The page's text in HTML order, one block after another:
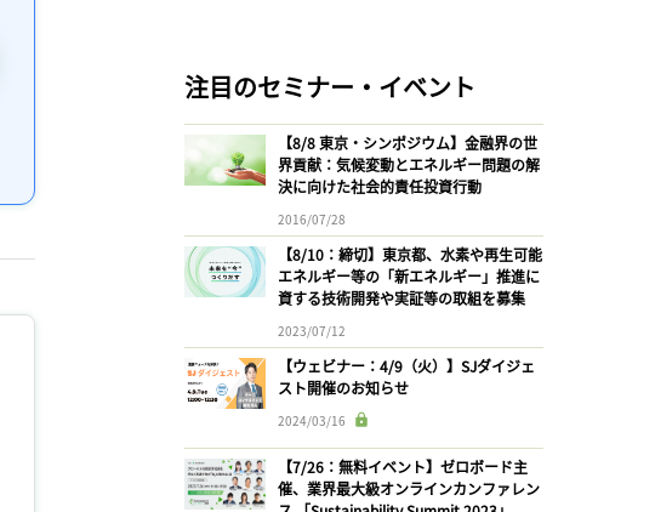
注目のセミナー・イベント
【8/8 東京・シンポジウム】金融界の世
界貢献：気候変動とエネルギー問題の解
決に向けた社会的責任投資行動
2016/07/28
【8/10：締切】東京都、水素や再生可能
エネルギー等の「新エネルギー」推進に
資する技術開発や実証等の取組を募集
2023/07/12
【ウェビナー：4/9（火）】SJダイジェ
スト開催のお知らせ
2024/03/16
【7/26：無料イベント】ゼロボード主
催、業界最大級オンラインカンファレン